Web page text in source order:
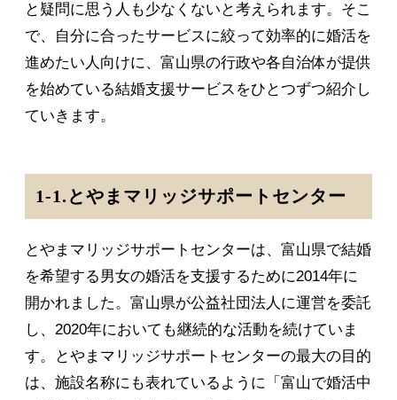
と疑問に思う人も少なくないと考えられます。そこ
で、自分に合ったサービスに絞って効率的に婚活を
進めたい人向けに、富山県の行政や各自治体が提供
を始めている結婚支援サービスをひとつずつ紹介し
ていきます。
1-1.とやまマリッジサポートセンター
とやまマリッジサポートセンターは、富山県で結婚
を希望する男女の婚活を支援するために2014年に
開かれました。富山県が公益社団法人に運営を委託
し、2020年においても継続的な活動を続けていま
す。とやまマリッジサポートセンターの最大の目的
は、施設名称にも表れているように「富山で婚活中